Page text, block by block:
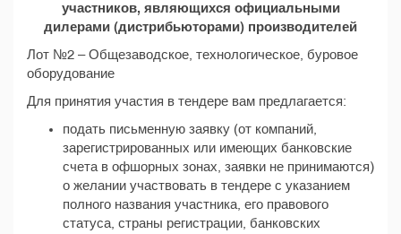
участников, являющихся официальными
дилерами (дистрибьюторами) производителей
Лот №2 – Общезаводское, технологическое, буровое
оборудование
Для принятия участия в тендере вам предлагается:
подать письменную заявку (от компаний,
зарегистрированных или имеющих банковские
счета в офшорных зонах, заявки не принимаются)
о желании участвовать в тендере с указанием
полного названия участника, его правового
статуса, страны регистрации, банковских